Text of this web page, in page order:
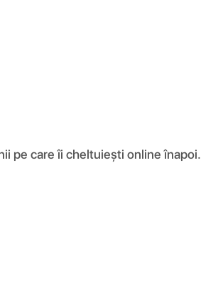
pe care îi cheltuiești online înapoi.